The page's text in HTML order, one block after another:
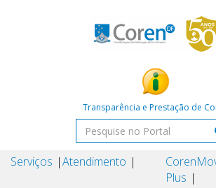
Transparência e Prestação de
Serviços Atendimento
Coren
Plus